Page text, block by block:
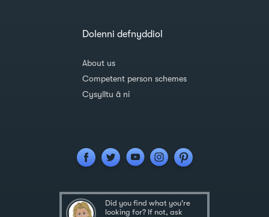
Dolenni defnyddiol
About us
Competent person schemes
Cysylltu â ni
Did you find what you're
looking for? If not, ask